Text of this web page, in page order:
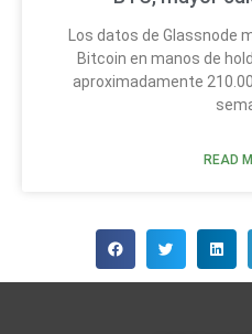
Los datos de Glassnode
Bitcoin en manos de
aproximadamente
READ